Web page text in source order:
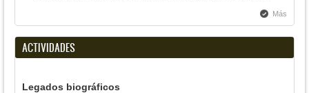
Más
ACTIVIDADES
Legados biográficos